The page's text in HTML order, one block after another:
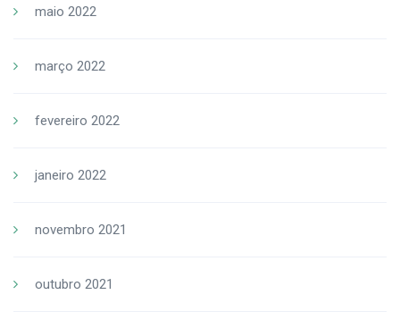
maio 2022
março 2022
fevereiro 2022
janeiro 2022
novembro 2021
outubro 2021